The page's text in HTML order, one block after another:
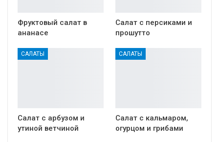
Фруктовый салат в
ананасе
Салат с персиками и
прошутто
САЛАТЫ
Салат с арбузом и
утиной ветчиной
САЛАТЫ
Салат с кальмаром,
огурцом и грибами